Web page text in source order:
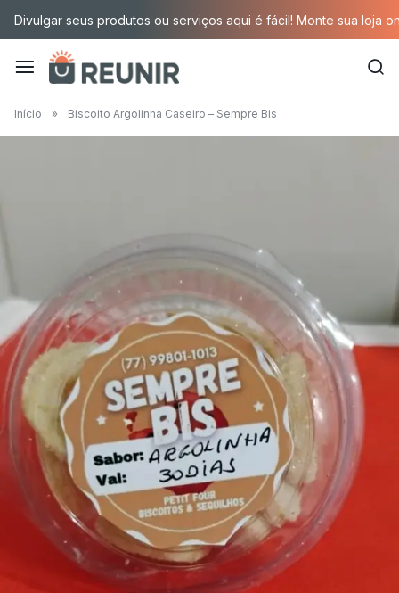
conteúdo
Divulgar seus produtos ou serviços aqui é fácil! Monte sua loja
a
trabalho
decente
para
quem
mais
precisa!
Início » Biscoito Argolinha Caseiro – Sempre Bis